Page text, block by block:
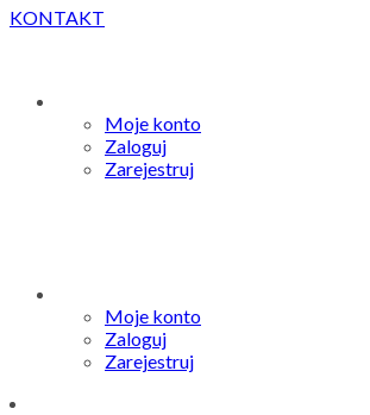
KONTAKT
Moje konto
Zaloguj
Zarejestruj
Moje konto
Zaloguj
Zarejestruj